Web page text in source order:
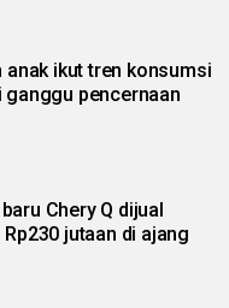
anak ikut tren konsumsi
ganggu pencernaan
Chery Q dijual
jutaan di ajang